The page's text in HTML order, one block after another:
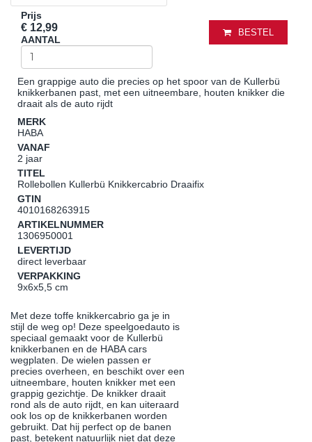
Prijs
€ 12,99
AANTAL
BESTEL
Een grappige auto die precies op het spoor van de Kullerbü
knikkerbanen past, met een uitneembare, houten knikker die
draait als de auto rijdt
MERK
HABA
VANAF
2 jaar
TITEL
Rollebollen Kullerbü Knikkercabrio Draaifix
GTIN
4010168263915
ARTIKELNUMMER
1306950001
LEVERTIJD
direct leverbaar
VERPAKKING
9x6x5,5 cm
Met deze toffe knikkercabrio ga je in
stijl de weg op! Deze speelgoedauto is
speciaal gemaakt voor de Kullerbü
knikkerbanen en de HABA cars
wegplaten. De wielen passen er
precies overheen, en beschikt over een
uitneembare, houten knikker met een
grappig gezichtje. De knikker draait
rond als de auto rijdt, en kan uiteraard
ook los op de knikkerbanen worden
gebruikt. Dat hij perfect op de banen
past, betekent natuurlijk niet dat deze